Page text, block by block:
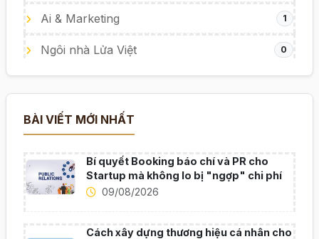
Ai & Marketing 1
Ngôi nhà Lửa Việt 0
BÀI VIẾT MỚI NHẤT
Bí quyết Booking báo chí và PR cho
Startup mà không lo bị "ngợp" chi phí
09/08/2026
Cách xây dựng thương hiệu cá nhân cho